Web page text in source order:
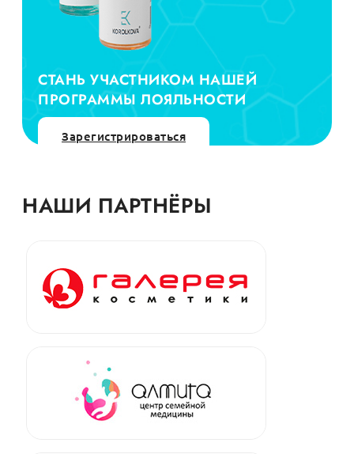
СТАНЬ УЧАСТНИКОМ НАШЕЙ
ПРОГРАММЫ ЛОЯЛЬНОСТИ
Зарегистрироваться
НАШИ ПАРТНЁРЫ